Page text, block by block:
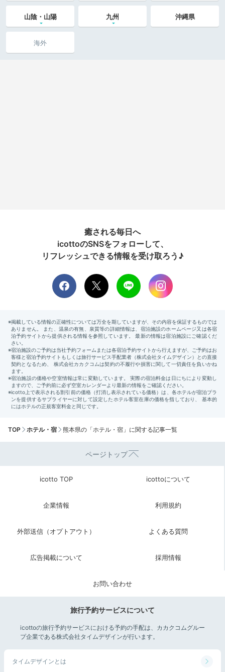
山陰・山陽 九州 沖縄県
海外
癒される毎日へ
icottoのSNSをフォローして、
リフレッシュできる情報を受け取ろう♪
TOP ホテル・宿 熊本県の「ホテル・宿」に関する記事一覧
ページトップ
icotto TOP icottoについて
企業情報 利用規約
外部送信（オプトアウト） よくある質問
広告掲載について 採用情報
お問い合わせ
旅行予約サービスについて
icottoの旅行予約サービスにおける予約の手配は、カカクコムグルー
プ企業である株式会社タイムデザインが行います。
タイムデザインとは